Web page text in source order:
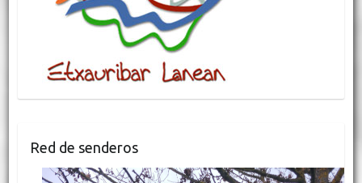
Red de senderos